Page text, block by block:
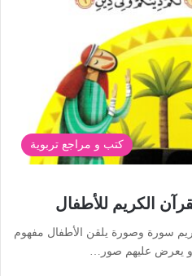
كتب و مراجع تربوية
الكريم للأطفال
سورة وصورة يلقن الأطفال مفهوم
و يعرض عليهم صور…